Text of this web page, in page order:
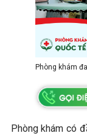
Phòng khám
Phòng khám có